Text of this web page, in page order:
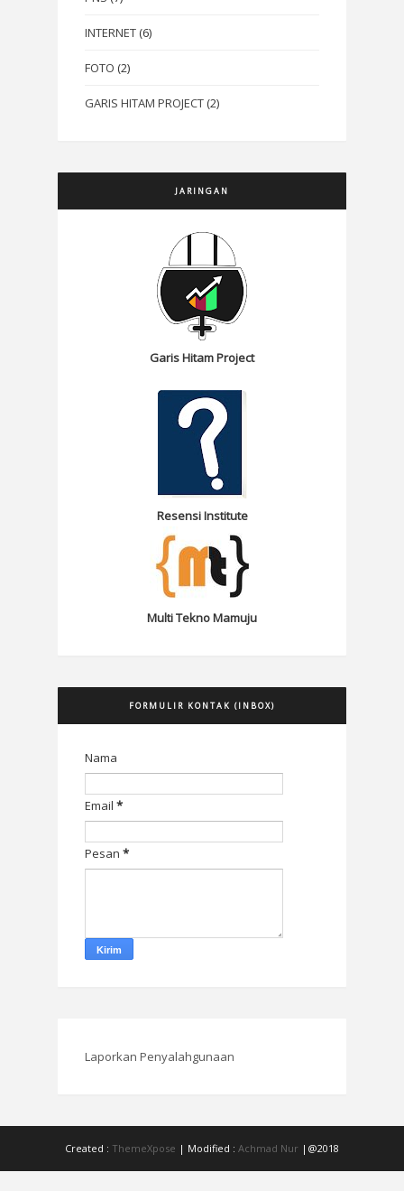
INTERNET (6)
FOTO (2)
GARIS HITAM PROJECT (2)
JARINGAN
Garis Hitam Project
Resensi Institute
Multi Tekno Mamuju
FORMULIR KONTAK (INBOX)
Nama
Email *
Pesan *
Laporkan Penyalahgunaan
Created : ThemeXpose | Modified : Achmad Nur |@2018